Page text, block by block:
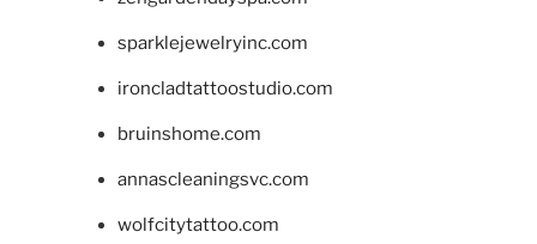
sparklejewelryinc.com
ironcladtattoostudio.com
bruinshome.com
annascleaningsvc.com
wolfcitytattoo.com